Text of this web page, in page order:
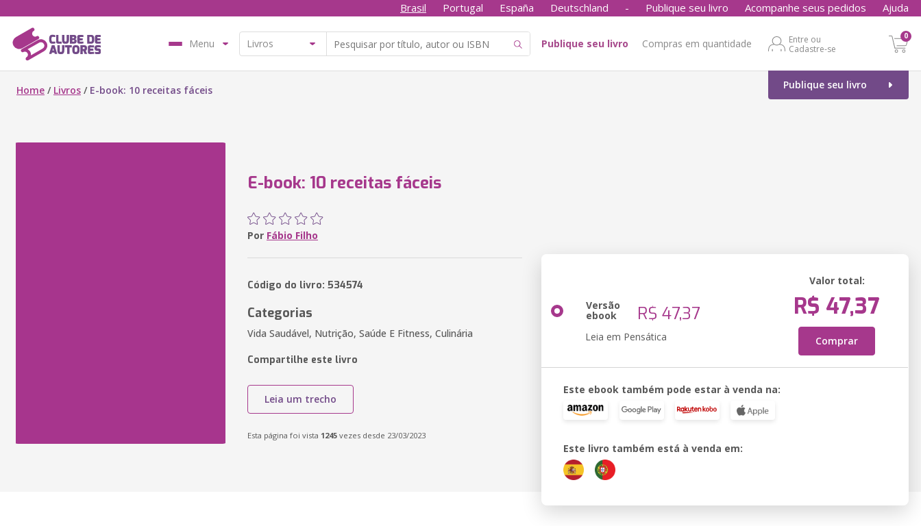
Brasil Portugal España Deutschland - Publique seu livro Acompanhe seus pedidos Ajuda
Menu Publique seu livro Compras em quantidade
Entre ou
Cadastre-se
0
Publique seu livro
Home / Livros / E-book: 10 receitas fáceis
E-book: 10 receitas fáceis
Por Fábio Filho
Código do livro: 534574
Categorias
Vida Saudável, Nutrição, Saúde E Fitness, Culinária
Compartilhe este livro
Leia um trecho
Esta página foi vista 1245 vezes desde 23/03/2023
Versão
ebook R$ 47,37
Leia em Pensática
Valor total:
R$ 47,37
Comprar
Este ebook também pode estar à venda na:
Este livro também está à venda em: